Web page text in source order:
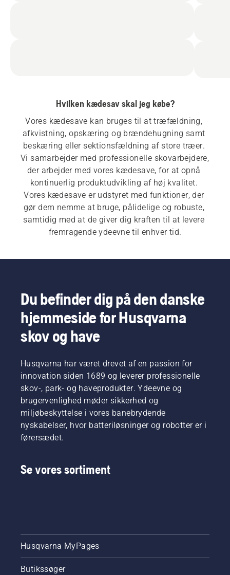
Hvilken kædesav skal jeg købe?
Vores kædesave kan bruges til at træfældning,
afkvistning, opskæring og brændehugning samt
beskæring eller sektionsfældning af store træer.
Vi samarbejder med professionelle skovarbejdere,
der arbejder med vores kædesave, for at opnå
kontinuerlig produktudvikling af høj kvalitet.
Vores kædesave er udstyret med funktioner, der
gør dem nemme at bruge, pålidelige og robuste,
samtidig med at de giver dig kraften til at levere
fremragende ydeevne til enhver tid.
Kædesavene starter med et tryk på en knap eller
et let træk i en snor, for at passe til kundens
professionelle kædesave
kædesave til
skovarbejdere
Du befinder dig på den danske
hjemmeside for Husqvarna
skov og have
Husqvarna har været drevet af en passion for
innovation siden 1689 og leverer professionelle
skov-, park- og haveprodukter. Ydeevne og
brugervenlighed møder sikkerhed og
miljøbeskyttelse i vores banebrydende
nyskabelser, hvor batteriløsninger og robotter er i
førersædet.
Se vores sortiment
Husqvarna MyPages
Butikssøger